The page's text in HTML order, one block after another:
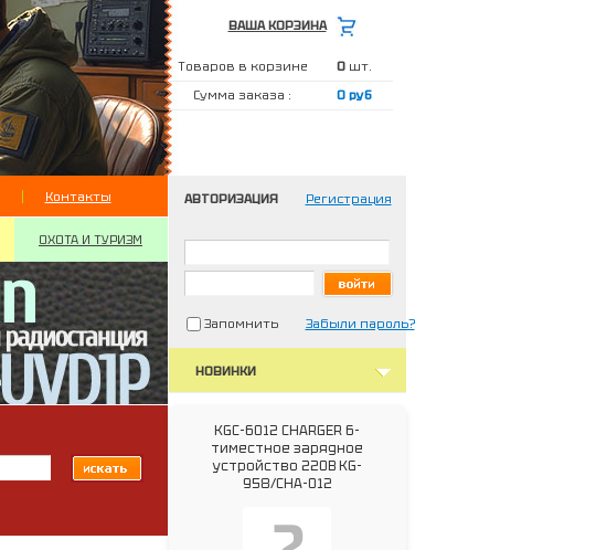
ВАША КОРЗИНА
Товаров в корзине 0 шт.
Сумма заказа :
0 руб
Контакты
ОХОТА И ТУРИЗМ
АВТОРИЗАЦИЯ Регистрация
Запомнить Забыли пароль?
НОВИНКИ
KGC-6012 CHARGER 6-
тиместное зарядное
устройство 220В KG-
958/CHA-012